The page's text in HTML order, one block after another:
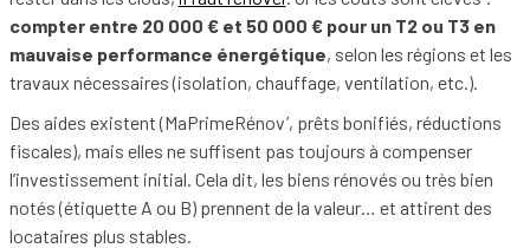
compter entre 20 000 € et 50 000 € pour un T2 ou T3 en
mauvaise performance énergétique, selon les régions et les
travaux nécessaires (isolation, chauffage, ventilation, etc.).
Des aides existent (MaPrimeRénov’, prêts bonifiés, réductions
fiscales), mais elles ne suffisent pas toujours à compenser
l’investissement initial. Cela dit, les biens rénovés ou très bien
notés (étiquette A ou B) prennent de la valeur… et attirent des
locataires plus stables.